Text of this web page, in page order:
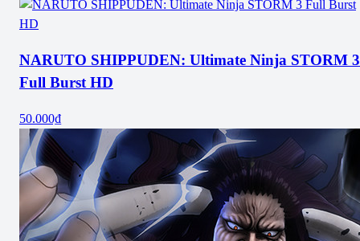
NARUTO SHIPPUDEN: Ultimate Ninja STORM 3
Full Burst HD
50.000₫